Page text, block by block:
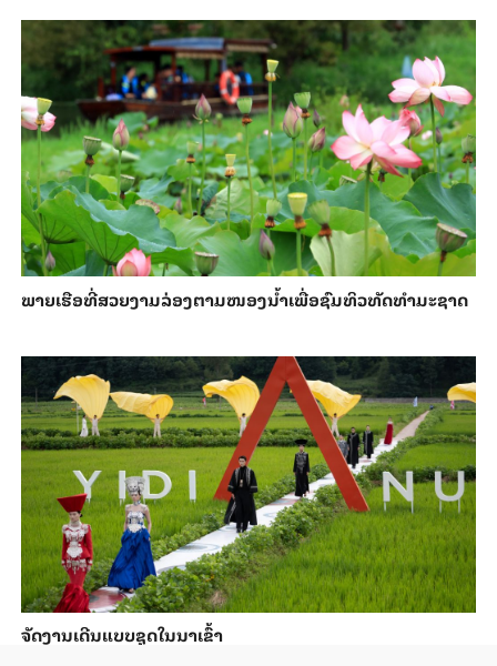
ພາຍ​ເຮືອທີ່​ສວຍ​ງາມ​ລ່ອງ​ຕາມ​​ໜອງນ້ຳ​​ເພື່ອ​ຊົມ​ທິວ​ທັດ​ທຳ​ມະ​ຊາດ
ຈັດງານເດີນແບບຊຸດໃນນາເຂົ້າ